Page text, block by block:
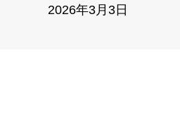
2026年3月3日